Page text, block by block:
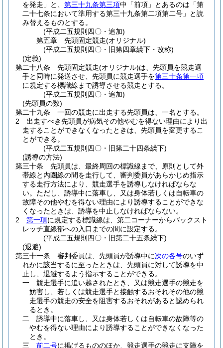
を発走」と、 第三十九条第三項中「前項」とあるのは「第
二十七条において準用する第三十九条第二項第二号」と読
み替えるものとする。
(平成二五規則四〇・追加)
第五章
先頭固定競走(オリジナル)
(平成二五規則四〇・旧第四章繰下・改称)
(定義)
第二十八条
先頭固定競走(オリジナル)は、先頭員を競走選
手と同時に発送させ、先頭員に競走選手を第三十条第一項
に規定する標識線まで誘導させる競走とする。
(平成二五規則四〇・追加)
(先頭員の数)
第二十九条
一回の競走に出走する先頭員は、一名とする。
2
出走すべき先頭員が病気その他やむを得ない理由により出
走することができなくなったときは、先頭員を変更するこ
とができる。
(平成二五規則四〇・旧第二十四条繰下)
(誘導の方法)
第三十条
先頭員は、最終周回の標識線まで、原則として外
帯線と内圏線の間を走行して、審判委員があらかじめ指示
する走行方法により、競走選手を誘導しなければならな
い。 ただし、誘導中に落車し、又は身体若しくは自転車の
故障その他やむを得ない理由により誘導することができな
くなったときは、誘導を中止しなければならない。
2
第一項に規定する標識線は、第二コーナーからバックスト
レッチ直線部への入口までの間に設定する。
(平成二五規則四〇・旧第二十五条繰下)
(退避)
第三十一条
審判委員は、先頭員が誘導中に次の各号のいず
れかに該当するに至ったときは、先頭員に対して誘導を中
止し、退避するよう指示することができる。
一
競走選手に追い越されたとき、又は競走選手の競走を
妨害し、若しくは競走選手と接触するおそれその他の競
走選手の競走の安全を阻害するおそれがあると認められ
るとき。
二
誘導中に落車し、又は身体若しくは自転車の故障等の
やむを得ない理由により誘導することができなくなった
とき。
三
前二号に掲げるもののほか、競走選手の競走に支障を